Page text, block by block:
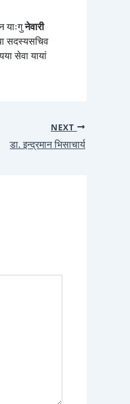
याःगुनेवारी
सदस्यसचिव
सेवा यायां
NEXT
डा. इन्द्रमान भिसाचार्य